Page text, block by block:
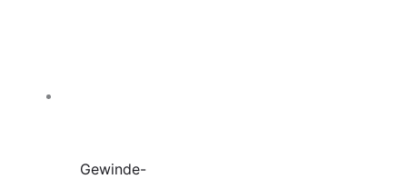
Gewinde-